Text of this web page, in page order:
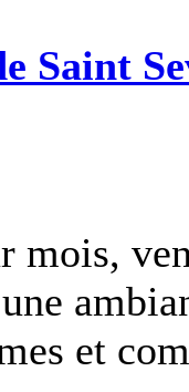
Saint
mois,
et